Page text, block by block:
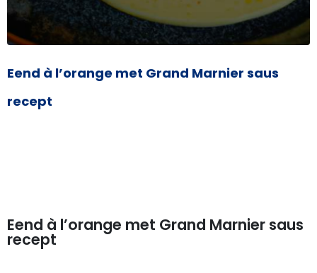
Eend à l’orange met Grand Marnier saus
recept
Eend à l’orange met Grand Marnier saus
recept